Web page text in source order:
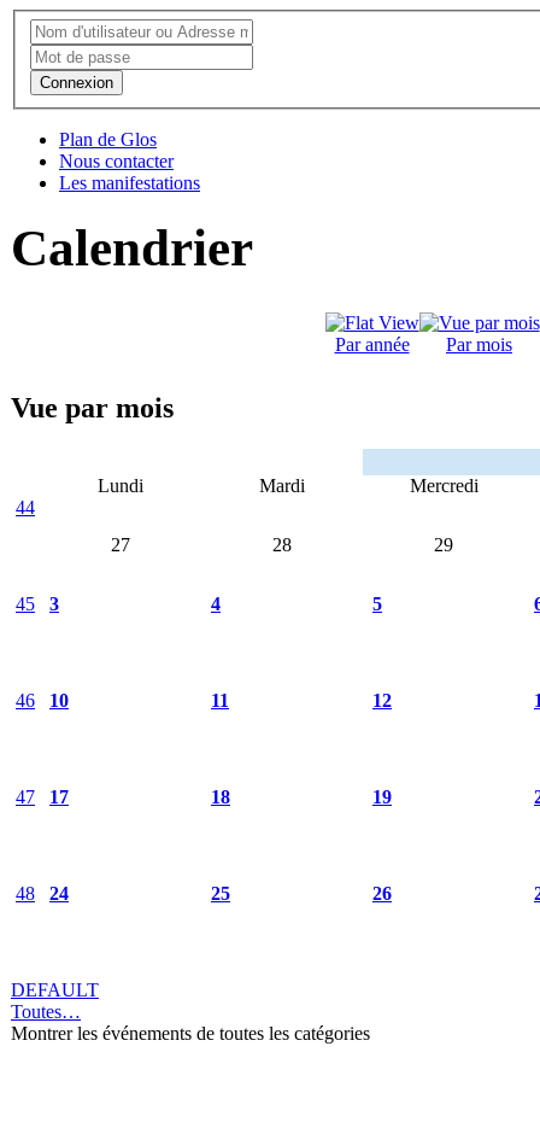
Connexion
Plan de Glos
Nous contacter
Les manifestations
Calendrier
Par année Par mois
Vue par mois
Lundi Mardi
Mercredi
44
27
28 29
45 3 4 5
46 10 11 12
47 17 18 19
48 24 25 26
DEFAULT
Toutes…
Montrer les événements de toutes les catégories